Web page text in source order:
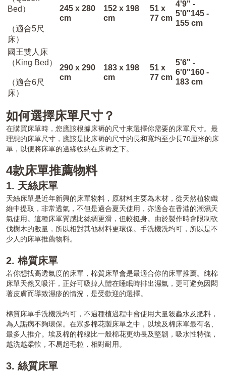
Bed）
（適合5尺
床）
245 x 280
cm
152 x 198
cm
51 x
77 cm
4'9" -
5'0"145 -
155 cm
國王雙人床
（King Bed）
（適合6尺
床）
290 x 290
cm
183 x 198
cm
51 x
77 cm
5'6" -
6'0"160 -
183 cm
如何選擇床單尺寸？
在購買床單時，您應該根據床褥的尺寸來選擇你需要的床單尺寸。最
理想的床單尺寸，應該是比床褥的尺寸的長和寬均至少長70厘米的床
單，以便將床單的邊緣收納在床褥之下。
4款床單推薦物料
1. 天絲床單
天絲床單是近年新興的床單物料，原材料主要為木材，從天然植物纖
維中提取，非常透氣，不但是適合夏天使用，亦適合在香港的潮濕天
氣使用。這種床單質感比絲綢更滑，但較挺身。由於製作時會限制砍
伐樹木的數量，所以相對其他材料更環保。手洗機洗均可，所以是不
少人的床單推薦物料。
2. 棉質床單
若你想找高透氣度的床單，棉質床單會是最適合你的床單推薦。純棉
床單天然又吸汗，正好可吸掉人體在睡眠時排出濕氣，更可避免因悶
著皮膚而導致濕疹的情況，是受歡迎的選擇。
棉質床單手洗機洗均可，不過種植過程中會使用大量殺蟲水及肥料，
為人詬病不夠環保。在眾多棉花製床單之中，以埃及棉床單最有名、
最多人推介。埃及棉的棉線比一般棉花更幼長及堅韌，吸水性特強，
越洗越柔軟，不易起毛粒，相對耐用。
3. 絲質床單